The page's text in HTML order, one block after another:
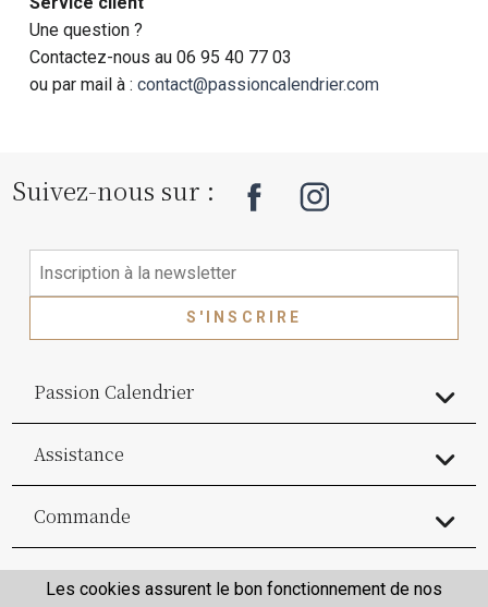
Une question ?
Contactez-nous au 06 95 40 77 03
ou par mail à :contact@passioncalendrier.com
Suivez-nous sur :
S'INSCRIRE
Passion Calendrier
Assistance
Commande
Commande
Les cookies assurent le bon fonctionnement de nos